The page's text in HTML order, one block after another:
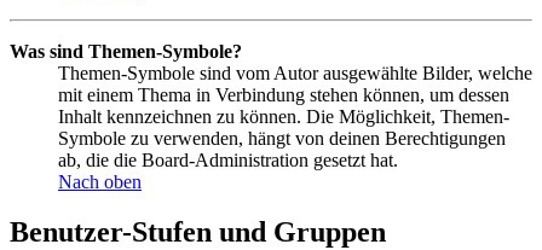
Was sind Themen-Symbole?
Themen-Symbole sind vom Autor ausgewählte Bilder, welche
mit einem Thema in Verbindung stehen können, um dessen
Inhalt kennzeichnen zu können. Die Möglichkeit, Themen-
Symbole zu verwenden, hängt von deinen Berechtigungen
ab, die die Board-Administration gesetzt hat.
Nach oben
Benutzer-Stufen und Gruppen